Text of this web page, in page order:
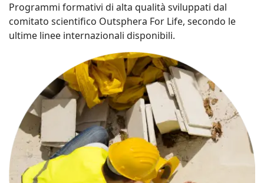
Programmi formativi di alta qualità sviluppati dal
comitato scientifico Outsphera For Life, secondo le
ultime linee internazionali disponibili.